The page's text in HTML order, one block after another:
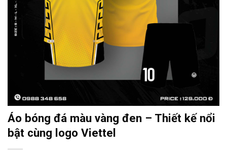
Áo bóng đá màu vàng đen – Thiết kế nổi
bật cùng logo Viettel